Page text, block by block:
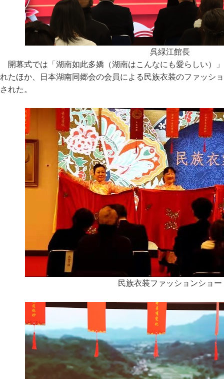
呉緑江館長
開幕式では「湖南如此多嬌（湖南はこんなにも愛らしい）
れたほか、日本湖南同郷会の会員による民族衣装のファッシ
された。
民族衣装ファッションショー